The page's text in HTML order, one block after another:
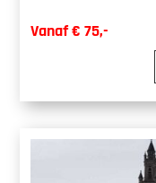
Vanaf € 75,-